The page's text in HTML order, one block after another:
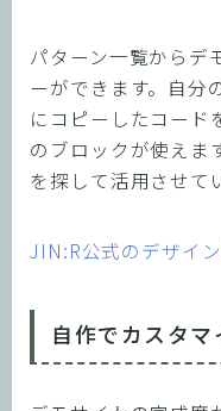
パターン一覧からデ
ーができます。自分
にコピーしたコード
のブロックが使えま
を探して活用させて
JIN:R公式のデザイ
自作でカスタマ